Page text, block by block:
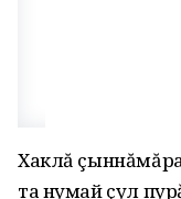
Хаклă
та нумай çул